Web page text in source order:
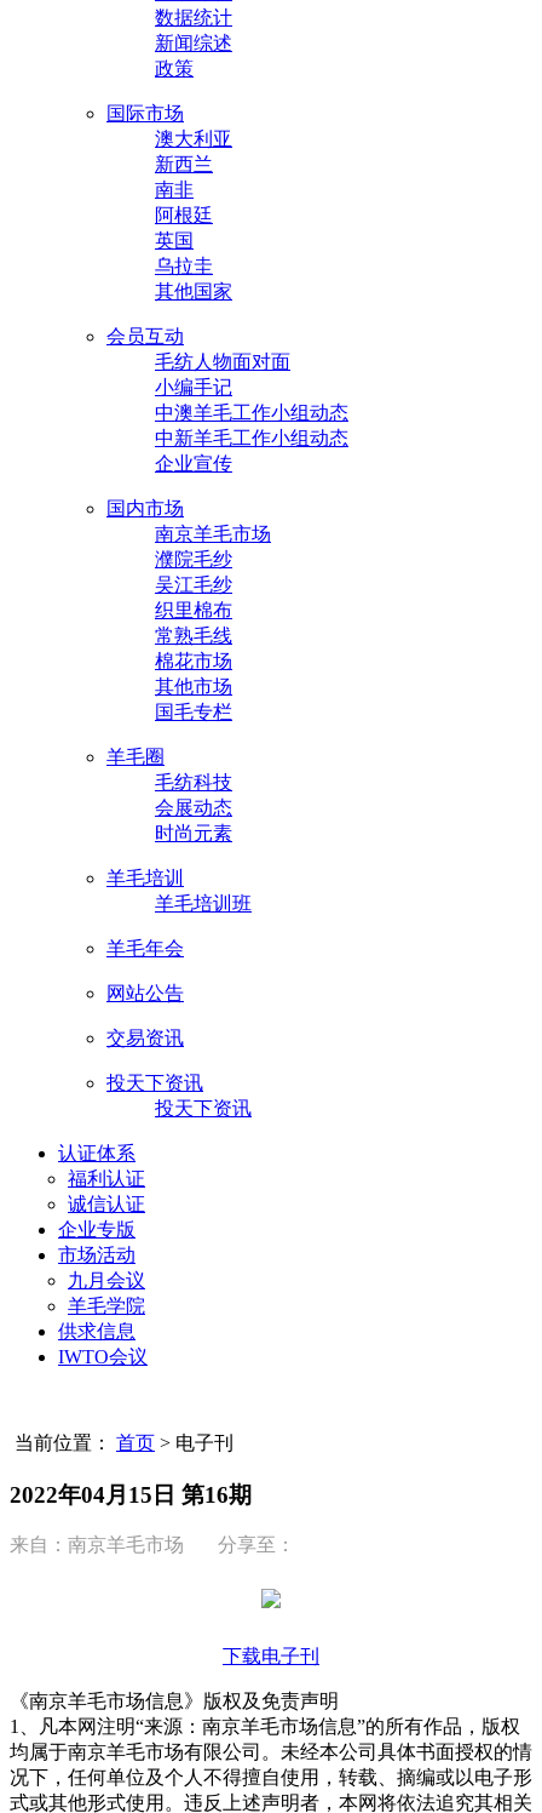
数据统计
新闻综述
政策
国际市场
澳大利亚
新西兰
南非
阿根廷
英国
乌拉圭
其他国家
会员互动
毛纺人物面对面
小编手记
中澳羊毛工作小组动态
中新羊毛工作小组动态
企业宣传
国内市场
南京羊毛市场
濮院毛纱
吴江毛纱
织里棉布
常熟毛线
棉花市场
其他市场
国毛专栏
羊毛圈
毛纺科技
会展动态
时尚元素
羊毛培训
羊毛培训班
羊毛年会
网站公告
交易资讯
投天下资讯
投天下资讯
认证体系
福利认证
诚信认证
企业专版
市场活动
九月会议
羊毛学院
供求信息
IWTO会议
当前位置： 首页 > 电子刊
2022年04月15日 第16期
来自：南京羊毛市场 分享至：
下载电子刊
《南京羊毛市场信息》版权及免责声明
1、凡本网注明“来源：南京羊毛市场信息”的所有作品，版权
均属于南京羊毛市场有限公司。未经本公司具体书面授权的情
况下，任何单位及个人不得擅自使用，转载、摘编或以电子形
式或其他形式使用。违反上述声明者，本网将依法追究其相关